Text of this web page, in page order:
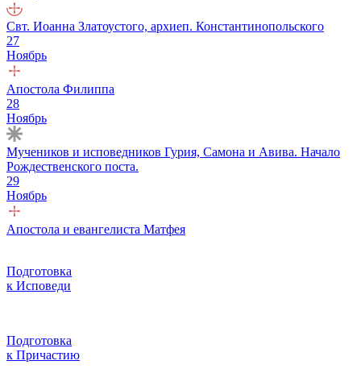
Свт. Иоанна Златоустого, архиеп. Константинопольского
27
Ноябрь
Апостола Филиппа
28
Ноябрь
Мучеников и исповедников Гурия, Самона и Авива. Начало
Рождественского поста.
29
Ноябрь
Апостола и евангелиста Матфея
Подготовка
к Исповеди
Подготовка
к Причастию